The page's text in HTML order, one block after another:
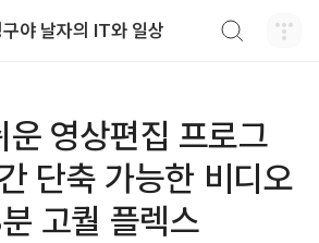
야 날자의 IT와 일상
운 영상편집 프로그
단축 가능한 비디오
고퀄 플렉스